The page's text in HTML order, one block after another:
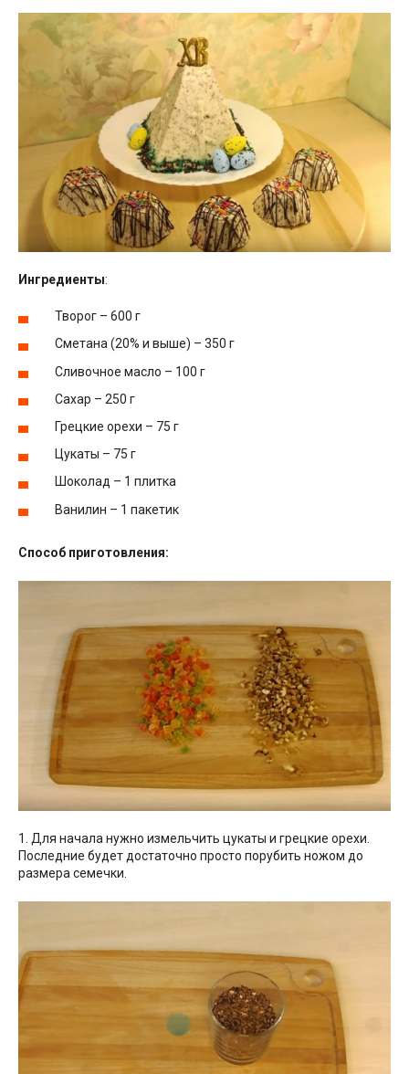
Ингредиенты:
Творог – 600 г
Сметана (20% и выше) – 350 г
Сливочное масло – 100 г
Сахар – 250 г
Грецкие орехи – 75 г
Цукаты – 75 г
Шоколад – 1 плитка
Ванилин – 1 пакетик
Способ приготовления:
1. Для начала нужно измельчить цукаты и грецкие орехи.
Последние будет достаточно просто порубить ножом до
размера семечки.